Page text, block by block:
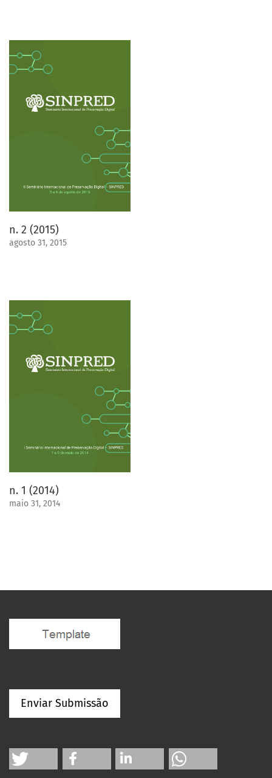
n. 2 (2015)
agosto 31, 2015
n. 1 (2014)
maio 31, 2014
Enviar Submissão